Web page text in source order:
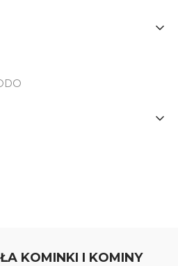
KOMINKI I KOMINY